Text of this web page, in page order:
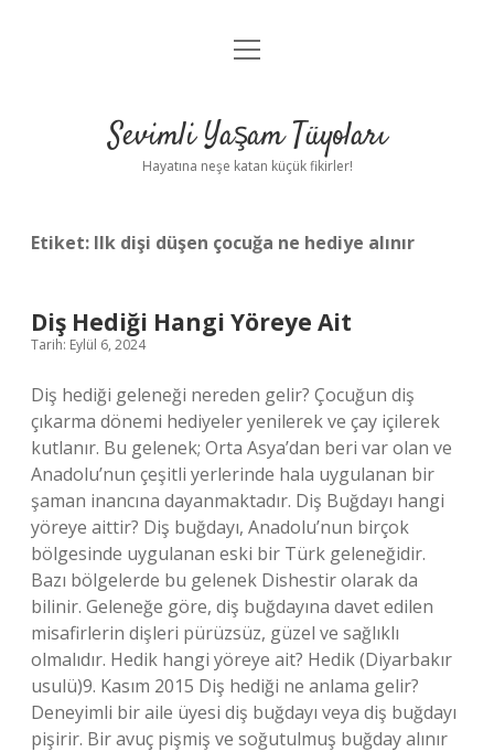
Anasayfa
Yasal Uyarı
menüyü
Sevimli Yaşam Tüyoları
Hayatına neşe katan küçük fikirler!
Etiket: Ilk dişi düşen çocuğa ne hediye alınır
Diş Hediği Hangi Yöreye Ait
Tarih: Eylül 6, 2024
Diş hediği geleneği nereden gelir? Çocuğun diş
çıkarma dönemi hediyeler yenilerek ve çay içilerek
kutlanır. Bu gelenek; Orta Asya’dan beri var olan ve
Anadolu’nun çeşitli yerlerinde hala uygulanan bir
şaman inancına dayanmaktadır. Diş Buğdayı hangi
yöreye aittir? Diş buğdayı, Anadolu’nun birçok
bölgesinde uygulanan eski bir Türk geleneğidir.
Bazı bölgelerde bu gelenek Dishestir olarak da
bilinir. Geleneğe göre, diş buğdayına davet edilen
misafirlerin dişleri pürüzsüz, güzel ve sağlıklı
olmalıdır. Hedik hangi yöreye ait? Hedik (Diyarbakır
usulü)9. Kasım 2015 Diş hediği ne anlama gelir?
Deneyimli bir aile üyesi diş buğdayı veya diş buğdayı
pişirir. Bir avuç pişmiş ve soğutulmuş buğday alınır